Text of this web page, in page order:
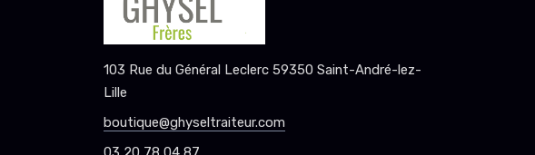
103 Rue du Général Leclerc 59350 Saint-André-lez-
Lille
boutique@ghyseltraiteur.com